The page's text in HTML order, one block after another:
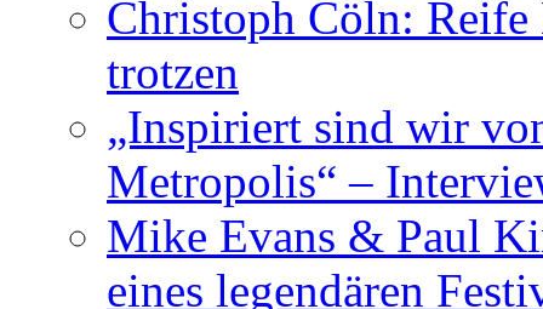
Christoph Cöln:
trotzen
„Inspiriert sind wir
Metropolis“ –
Mike Evans & Paul
eines legendären